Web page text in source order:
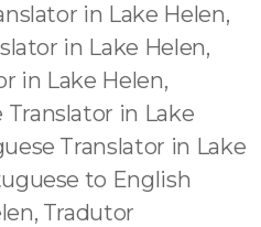
in Lake Helen,
in Lake Helen,
in Lake Helen,
in Lake
Translator in Lake
to English
Tradutor